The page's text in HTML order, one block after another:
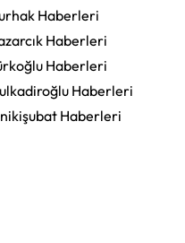
Haberleri
Haberleri
Haberleri
Haberleri
Haberleri